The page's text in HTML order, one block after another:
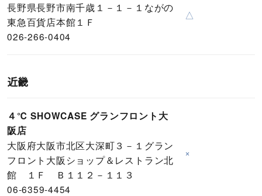
長野県長野市南千歳１－１－１ながの
東急百貨店本館１Ｆ
026-266-0404
△
近畿
４℃ SHOWCASE グランフロント大
阪店
大阪府大阪市北区大深町３－１グラン
フロント大阪ショップ＆レストラン北
館 １Ｆ Ｂ１１２－１１３
06-6359-4454
×